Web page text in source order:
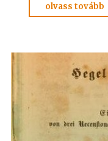
olvass tovább